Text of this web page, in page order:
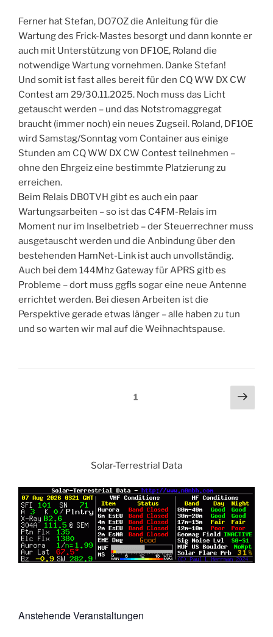
Ferner hat Stefan, DO7OZ die Anleitung für die
Wartung des Frick-Mastes besorgt und dann konnte er
auch mit Unterstützung von DF1OE, Roland die
notwendige Wartung vornehmen. Danke Stefan!
Und somit ist fast alles bereit für den CQ WW DX CW
Contest am 29/30.11.2025. Noch muss das Licht
getauscht werden – und das Notstromaggregat
braucht (immer noch) ein neues Zugseil. Roland, DF1OE
wird Samstag/Sonntag vom Container aus einige
Stunden am CQ WW DX CW Contest teilnehmen –
ohne den Ehrgeiz eine bestimmte Platzierung zu
erreichen.
Beim Relais DB0TVH gibt es auch ein paar
Wartungsarbeiten – so ist das C4FM-Relais im
Moment nur im Inselbetrieb – der Steuerrechner muss
ausgetauscht werden und die Anbindung über den
bestehenden HamNet-Link ist auch unvollständig.
Auch bei dem 144Mhz Gateway für APRS gitb es
Probleme – dort muss ggfls sogar eine neue Antenne
errichtet werden. Bei diesen Arbeiten ist die
Perspektive gerade etwas länger – alle haben zu tun
und so warten wir mal auf die Weihnachtspause.
Seite1
Solar-Terrestrial Data
Anstehende Veranstaltungen